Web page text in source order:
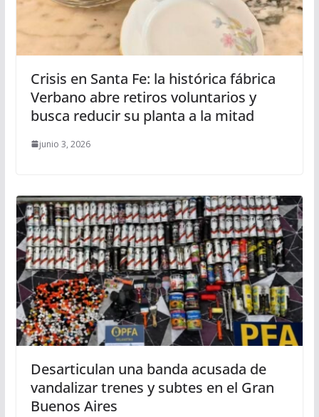
Crisis en Santa Fe: la histórica fábrica
Verbano abre retiros voluntarios y
busca reducir su planta a la mitad
junio 3, 2026
Desarticulan una banda acusada de
vandalizar trenes y subtes en el Gran
Buenos Aires